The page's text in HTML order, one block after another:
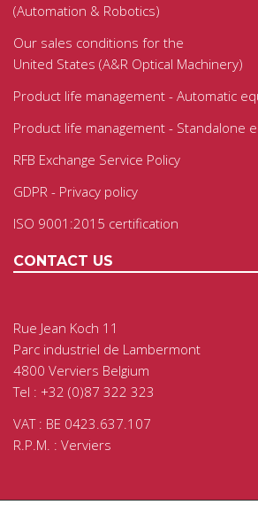
(Automation & Robotics)
Our sales conditions for the
United States (A&R Optical Machinery)
Product life management - Automatic
Product life management - Standalone
RFB Exchange Service Policy
GDPR - Privacy policy
ISO 9001:2015 certification
CONTACT US
Rue Jean Koch 11
Parc industriel de Lambermont
4800 Verviers Belgium
Tel : +32 (0)87 322 323
VAT : BE 0423.637.107
R.P.M. : Verviers